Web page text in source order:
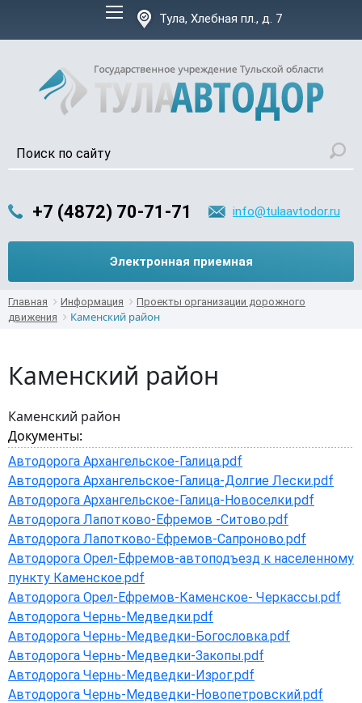
Версия для слабовидящих:
Тула, Хлебная пл., д. 7
+7 (4872) 70-71-71 info@tulaavtodor.ru
Электронная приемная
Главная Информация
Проекты организации дорожного
движения
Каменский район
Каменский район
Каменский район
Документы:
Автодорога Архангельское-Галица.pdf
Автодорога Архангельское-Галица-Долгие Лески.pdf
Автодорога Архангельское-Галица-Новоселки.pdf
Автодорога Лапотково-Ефремов -Ситово.pdf
Автодорога Лапотково-Ефремов-Сапроново.pdf
Автодорога Орел-Ефремов-автоподъезд к населенному
пункту Каменское.pdf
Автодорога Орел-Ефремов-Каменское- Черкассы.pdf
Автодорога Чернь-Медведки.pdf
Автодорога Чернь-Медведки-Богословка.pdf
Автодорога Чернь-Медведки-Закопы.pdf
Автодорога Чернь-Медведки-Изрог.pdf
Автодорога Чернь-Медведки-Новопетровский.pdf